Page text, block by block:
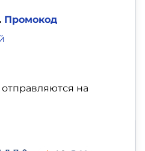
Промокод
на